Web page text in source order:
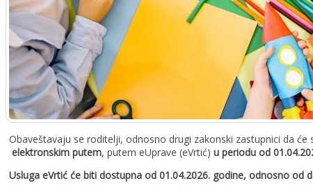
Obaveštavaju se roditelji, odnosno drugi zakonski zastupnici da
elektronskim putem, putem eUprave (eVrtić) u periodu od
Usluga eVrtić će biti dostupna od 01.04.2026. godine, odnosno od